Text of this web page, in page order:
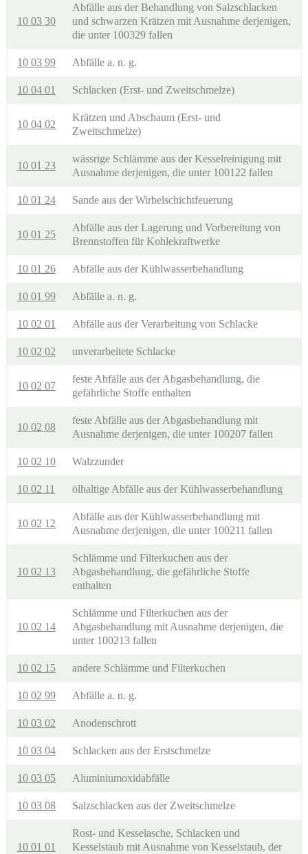
10 03 30
Abfälle aus der Behandlung von Salzschlacken
und schwarzen Krätzen mit Ausnahme derjenigen,
die unter 100329 fallen
10 03 99 Abfälle a. n. g.
10 04 01 Schlacken (Erst- und Zweitschmelze)
10 04 02
Krätzen und Abschaum (Erst- und
Zweitschmelze)
10 01 23
wässrige Schlämme aus der Kesselreinigung mit
Ausnahme derjenigen, die unter 100122 fallen
10 01 24 Sande aus der Wirbelschichtfeuerung
10 01 25
Abfälle aus der Lagerung und Vorbereitung von
Brennstoffen für Kohlekraftwerke
10 01 26 Abfälle aus der Kühlwasserbehandlung
10 01 99 Abfälle a. n. g.
10 02 01 Abfälle aus der Verarbeitung von Schlacke
10 02 02 unverarbeitete Schlacke
10 02 07
feste Abfälle aus der Abgasbehandlung, die
gefährliche Stoffe enthalten
10 02 08
feste Abfälle aus der Abgasbehandlung mit
Ausnahme derjenigen, die unter 100207 fallen
10 02 10 Walzzunder
10 02 11 ölhaltige Abfälle aus der Kühlwasserbehandlung
10 02 12
Abfälle aus der Kühlwasserbehandlung mit
Ausnahme derjenigen, die unter 100211 fallen
10 02 13
Schlämme und Filterkuchen aus der
Abgasbehandlung, die gefährliche Stoffe
enthalten
10 02 14
Schlämme und Filterkuchen aus der
Abgasbehandlung mit Ausnahme derjenigen, die
unter 100213 fallen
10 02 15 andere Schlämme und Filterkuchen
10 02 99 Abfälle a. n. g.
10 03 02 Anodenschrott
10 03 04 Schlacken aus der Erstschmelze
10 03 05 Aluminiumoxidabfälle
10 03 08 Salzschlacken aus der Zweitschmelze
10 01 01
Rost- und Kesselasche, Schlacken und
Kesselstaub mit Ausnahme von Kesselstaub, der